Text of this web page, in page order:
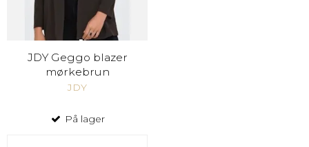
JDY Geggo blazer
mørkebrun
JDY
På lager